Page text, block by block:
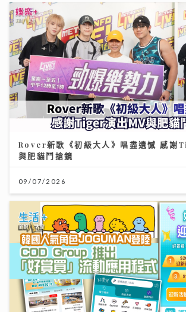
Rover新歌《初級大人》唱盡遺憾 感謝
與肥貓鬥搶鏡
09/07/2026